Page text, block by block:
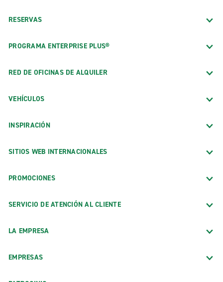
RESERVAS
PROGRAMA ENTERPRISE PLUS®
RED DE OFICINAS DE ALQUILER
VEHÍCULOS
INSPIRACIÓN
SITIOS WEB INTERNACIONALES
PROMOCIONES
SERVICIO DE ATENCIÓN AL CLIENTE
LA EMPRESA
EMPRESAS